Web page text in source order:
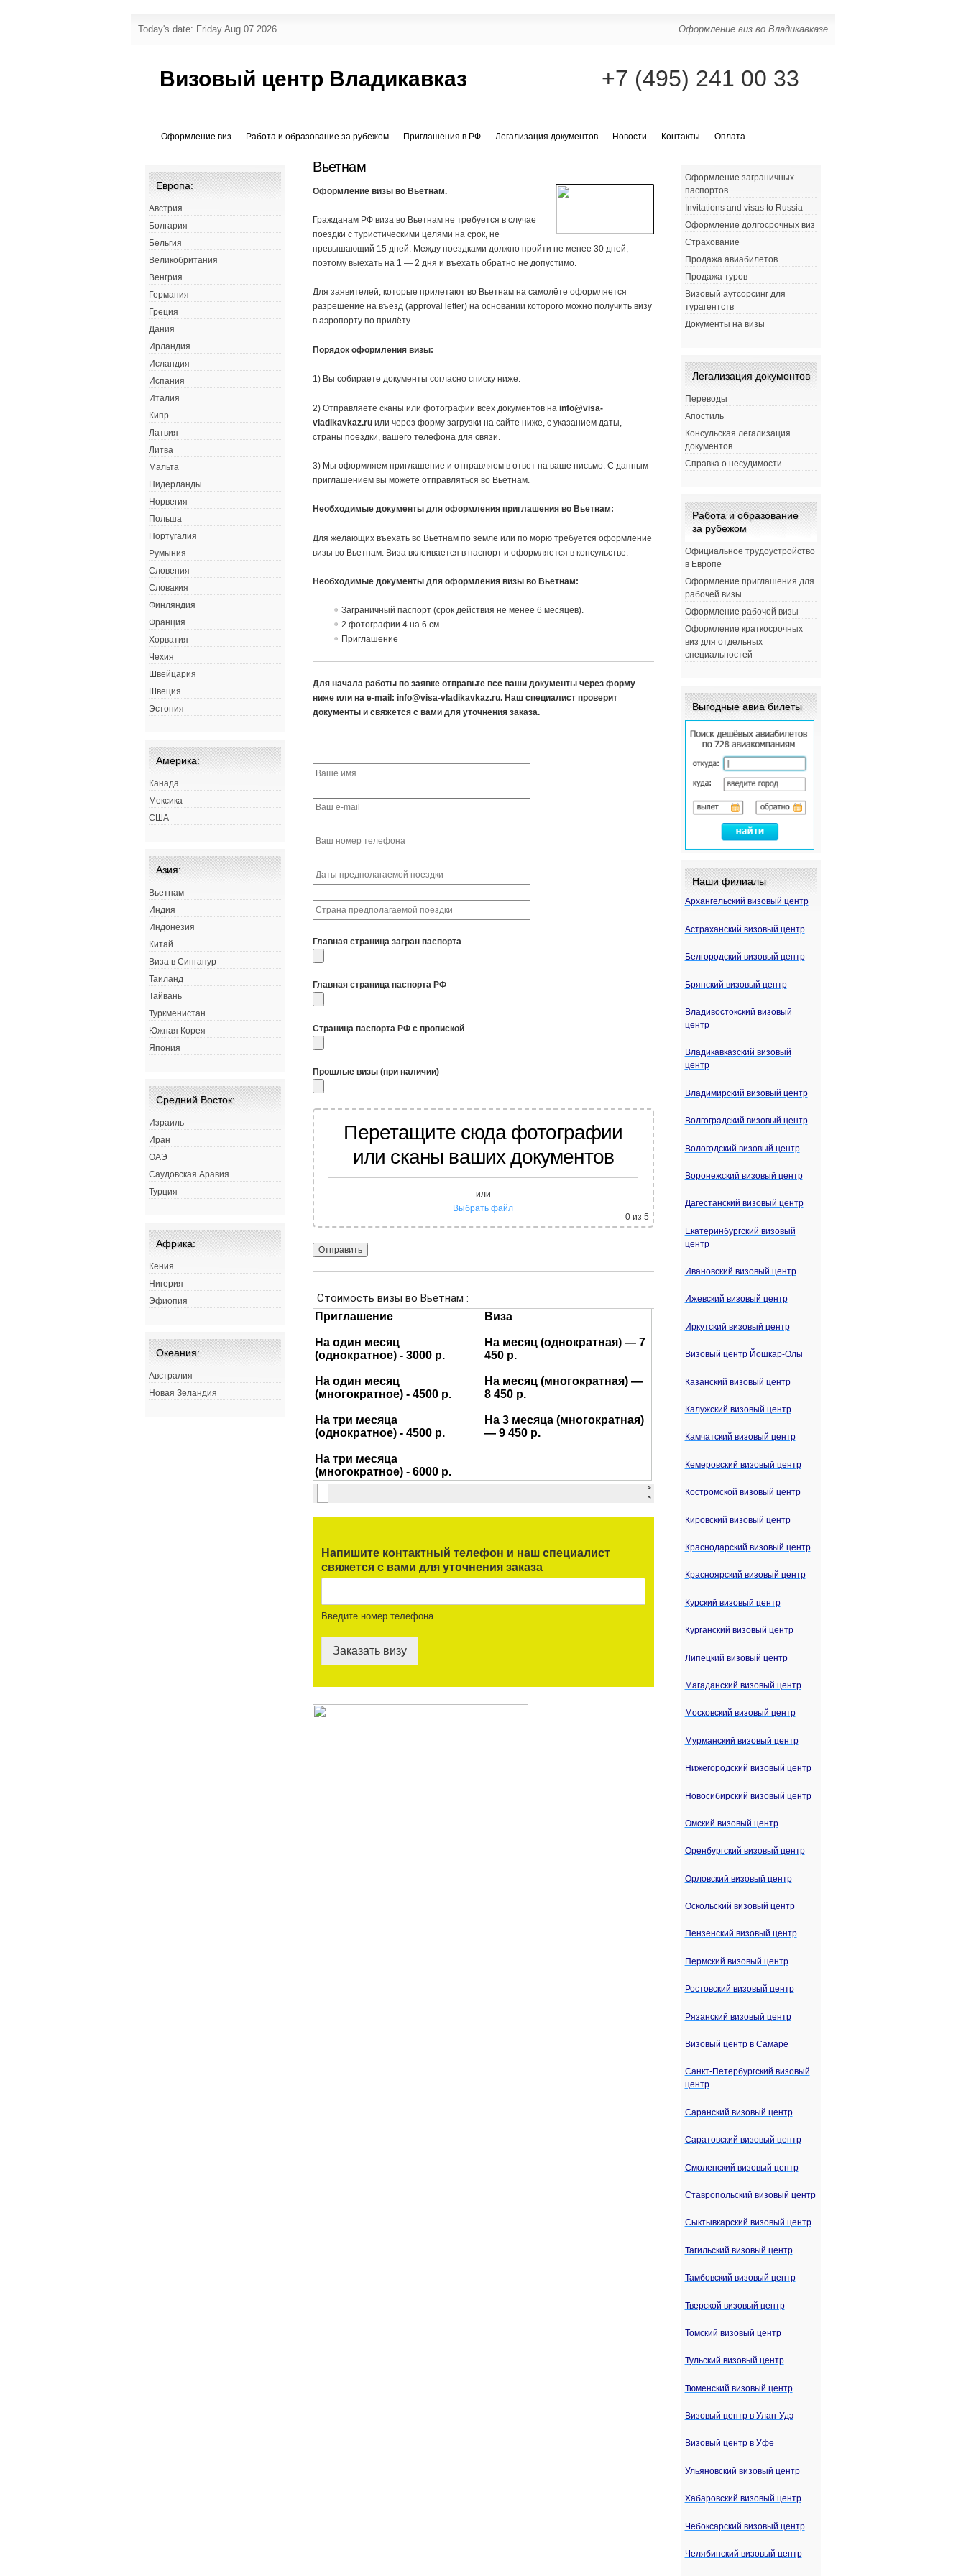
Оформление виз во Владикавказе
Today's date: Friday Aug 07 2026
Визовый центр Владикавказ +7 (495) 241 00 33
Оформление виз Работа и образование за рубежом Приглашения в РФ Легализация документов Новости Контакты Оплата
Вьетнам
Оформление визы во Вьетнам.
Гражданам РФ виза во Вьетнам не требуется в случае
поездки с туристическими целями на срок, не
превышающий 15 дней. Между поездками должно пройти не менее 30 дней,
поэтому выехать на 1 — 2 дня и въехать обратно не допустимо.
Для заявителей, которые прилетают во Вьетнам на самолёте оформляется
разрешение на въезд (approval letter) на основании которого можно получить визу
в аэропорту по прилёту.
Порядок оформления визы:
1) Вы собираете документы согласно списку ниже.
2) Отправляете сканы или фотографии всех документов наinfo@visa-
vladikavkaz.ru или через форму загрузки на сайте ниже, с указанием даты,
страны поездки, вашего телефона для связи.
3) Мы оформляем приглашение и отправляем в ответ на ваше письмо. С данным
приглашением вы можете отправляться во Вьетнам.
Необходимые документы для оформления приглашения во Вьетнам:
Для желающих въехать во Вьетнам по земле или по морю требуется оформление
визы во Вьетнам. Виза вклеивается в паспорт и оформляется в консульстве.
Необходимые документы для оформления визы во Вьетнам:
Заграничный паспорт (срок действия не менее 6 месяцев).
2 фотографии 4 на 6 см.
Приглашение
Для начала работы по заявке отправьте все ваши документы через форму
ниже или на e-mail: info@visa-vladikavkaz.ru. Наш специалист проверит
документы и свяжется с вами для уточнения заказа.
Главная страница загран паспорта
Главная страница паспорта РФ
Страница паспорта РФ с пропиской
Прошлые визы (при наличии)
Перетащите сюда фотографии
или сканы ваших документов
или
Выбрать файл
0из 5
Напишите контактный телефон и наш специалист
свяжется с вами для уточнения заказа
Введите номер телефона
Заказать визу
Европа:
Австрия
Болгария
Бельгия
Великобритания
Венгрия
Германия
Греция
Дания
Ирландия
Исландия
Испания
Италия
Кипр
Латвия
Литва
Мальта
Нидерланды
Норвегия
Польша
Португалия
Румыния
Словения
Словакия
Финляндия
Франция
Хорватия
Чехия
Швейцария
Швеция
Эстония
Америка:
Канада
Мексика
США
Азия:
Вьетнам
Индия
Индонезия
Китай
Виза в Сингапур
Таиланд
Тайвань
Туркменистан
Южная Корея
Япония
Средний Восток:
Израиль
Иран
ОАЭ
Саудовская Аравия
Турция
Африка:
Кения
Нигерия
Эфиопия
Океания:
Австралия
Новая Зеландия
Оформление заграничных
паспортов
Invitations and visas to Russia
Оформление долгосрочных виз
Страхование
Продажа авиабилетов
Продажа туров
Визовый аутсорсинг для
турагентств
Документы на визы
Легализация документов
Переводы
Апостиль
Консульская легализация
документов
Справка о несудимости
Работа и образование
за рубежом
Официальное трудоустройство
в Европе
Оформление приглашения для
рабочей визы
Оформление рабочей визы
Оформление краткосрочных
виз для отдельных
специальностей
Выгодные авиа билеты
Наши филиалы
Архангельский визовый центр
Астраханский визовый центр
Белгородский визовый центр
Брянский визовый центр
Владивостокский визовый
центр
Владикавказский визовый
центр
Владимирский визовый центр
Волгоградский визовый центр
Вологодский визовый центр
Воронежский визовый центр
Дагестанский визовый центр
Екатеринбургский визовый
центр
Ивановский визовый центр
Ижевский визовый центр
Иркутский визовый центр
Визовый центр Йошкар-Олы
Казанский визовый центр
Калужский визовый центр
Камчатский визовый центр
Кемеровский визовый центр
Костромской визовый центр
Кировский визовый центр
Краснодарский визовый центр
Красноярский визовый центр
Курский визовый центр
Курганский визовый центр
Липецкий визовый центр
Магаданский визовый центр
Московский визовый центр
Мурманский визовый центр
Нижегородский визовый центр
Новосибирский визовый центр
Омский визовый центр
Оренбургский визовый центр
Орловский визовый центр
Оскольский визовый центр
Пензенский визовый центр
Пермский визовый центр
Ростовский визовый центр
Рязанский визовый центр
Визовый центр в Самаре
Санкт-Петербургский визовый
центр
Саранский визовый центр
Саратовский визовый центр
Смоленский визовый центр
Ставропольский визовый центр
Сыктывкарский визовый центр
Тагильский визовый центр
Тамбовский визовый центр
Тверской визовый центр
Томский визовый центр
Тульский визовый центр
Тюменский визовый центр
Визовый центр в Улан-Удэ
Визовый центр в Уфе
Ульяновский визовый центр
Хабаровский визовый центр
Чебоксарский визовый центр
Челябинский визовый центр